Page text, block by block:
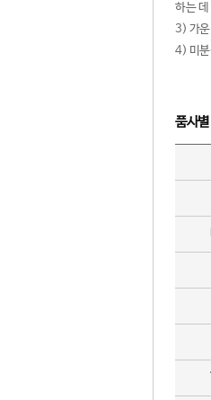
하는
3) 가운
4) 미분
품사